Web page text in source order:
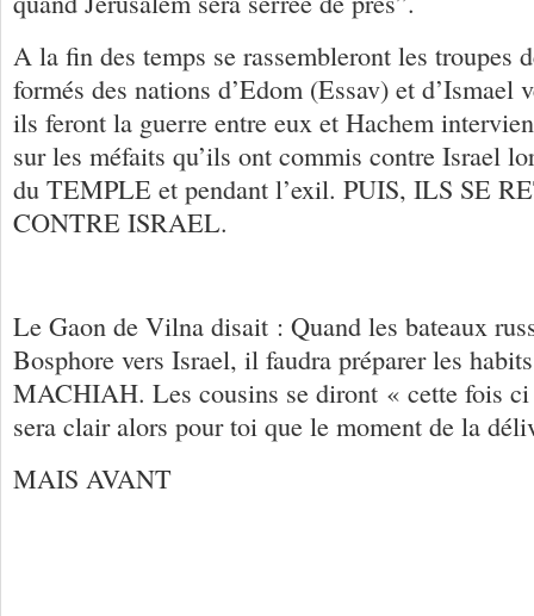
A la fin des temps se rassembleront les troupes
formés des nations d’Edom (Essav) et d’Ismael
ils feront la guerre entre eux et Hachem
sur les méfaits qu’ils ont commis contre Israel
du TEMPLE et pendant l’exil. PUIS, ILS SE
CONTRE ISRAEL.
Le Gaon de Vilna disait : Quand les bateaux
Bosphore vers Israel, il faudra préparer les
MACHIAH. Les cousins se diront « cette fois
sera clair alors pour toi que le moment de la
MAIS AVANT